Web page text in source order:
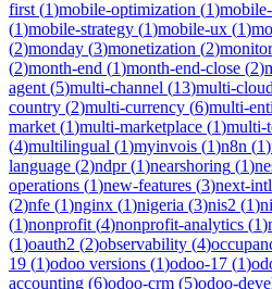
first (1)mobile-optimization (1)
(1)mobile-strategy (1)mobile-ux (1)
(2)monday (3)monetization (2)
(2)month-end (1)month-end-close (2)
agent (5)multi-channel (13)multi-cloud
country (2)multi-currency (6)multi-
market (1)multi-marketplace (1)multi-
(4)multilingual (1)myinvois (1)n8n (1)
language (2)ndpr(1)nearshoring (1)
operations (1)new-features (3)next-intl
(2)nfe (1)nginx (1)nigeria (3)nis2 (1)
(1)nonprofit (4)nonprofit-analytics (1)
(1)oauth2 (2)observability (4)
19 (1)odoo versions (1)odoo-17 (1)
accounting (6)odoo-crm (5)odoo-